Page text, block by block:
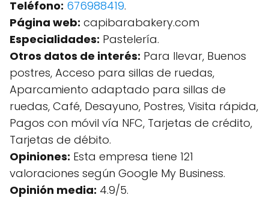
Teléfono: 676988419.
Página web: capibarabakery.com
Especialidades: Pastelería.
Otros datos de interés: Para llevar, Buenos
postres, Acceso para sillas de ruedas,
Aparcamiento adaptado para sillas de
ruedas, Café, Desayuno, Postres, Visita rápida,
Pagos con móvil vía NFC, Tarjetas de crédito,
Tarjetas de débito.
Opiniones: Esta empresa tiene 121
valoraciones según Google My Business.
Opinión media: 4.9/5.